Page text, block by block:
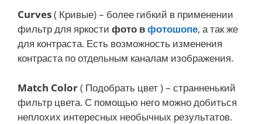
Curves( Кривые) – более гибкий в применении
фильтр для яркости фото вфотошопе, а так же
для контраста. Есть возможность изменения
контраста по отдельным каналам изображения.
Match Color( Подобрать цвет ) – странненький
фильтр цвета. С помощью него можно добиться
неплохих интересных необычных результатов.